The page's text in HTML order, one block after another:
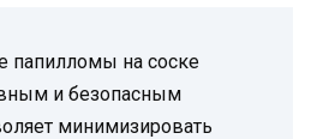
папилломы на соске
и безопасным
минимизировать